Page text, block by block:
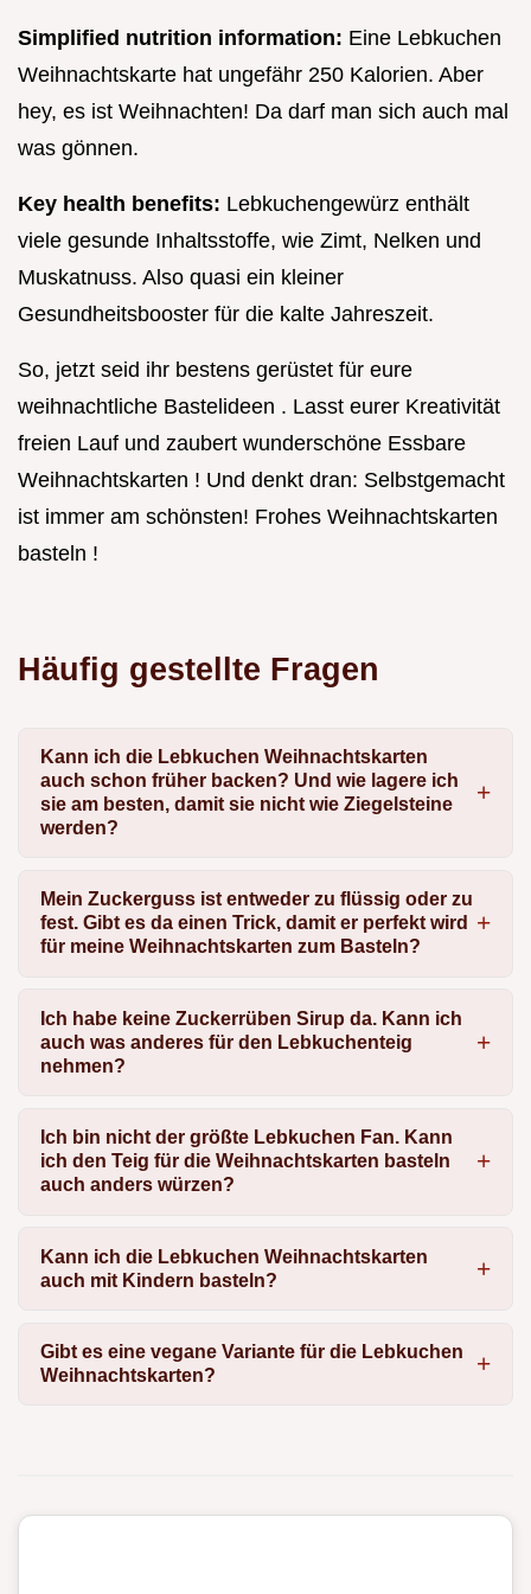
Simplified nutrition information: Eine Lebkuchen
Weihnachtskarte hat ungefähr 250 Kalorien. Aber
hey, es ist Weihnachten! Da darf man sich auch mal
was gönnen.
Key health benefits: Lebkuchengewürz enthält
viele gesunde Inhaltsstoffe, wie Zimt, Nelken und
Muskatnuss. Also quasi ein kleiner
Gesundheitsbooster für die kalte Jahreszeit.
So, jetzt seid ihr bestens gerüstet für eure
weihnachtliche Bastelideen . Lasst eurer Kreativität
freien Lauf und zaubert wunderschöne Essbare
Weihnachtskarten ! Und denkt dran: Selbstgemacht
ist immer am schönsten! Frohes Weihnachtskarten
basteln !
Häufig gestellte Fragen
Kann ich die Lebkuchen Weihnachtskarten
auch schon früher backen? Und wie lagere ich
sie am besten, damit sie nicht wie Ziegelsteine
werden?
Mein Zuckerguss ist entweder zu flüssig oder zu
fest. Gibt es da einen Trick, damit er perfekt wird
für meine Weihnachtskarten zum Basteln?
Ich habe keine Zuckerrüben Sirup da. Kann ich
auch was anderes für den Lebkuchenteig
nehmen?
Ich bin nicht der größte Lebkuchen Fan. Kann
ich den Teig für die Weihnachtskarten basteln
auch anders würzen?
Kann ich die Lebkuchen Weihnachtskarten
auch mit Kindern basteln?
Gibt es eine vegane Variante für die Lebkuchen
Weihnachtskarten?